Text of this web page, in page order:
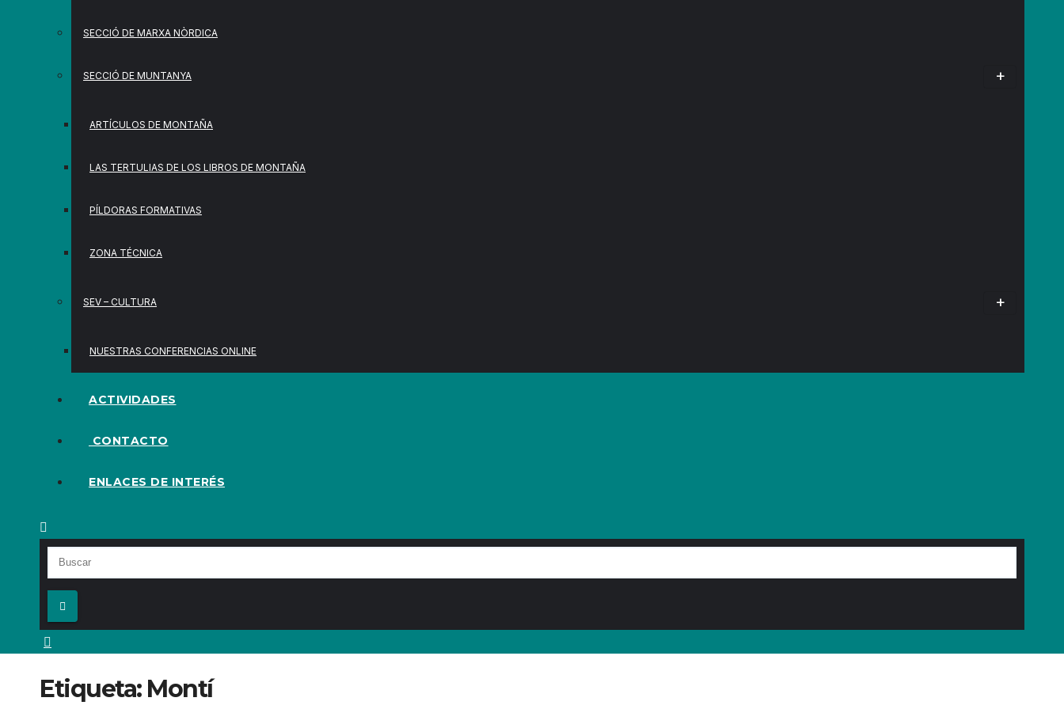
SECCIÓ DE MARXA NÒRDICA
SECCIÓ DE MUNTANYA
ARTÍCULOS DE MONTAÑA
LAS TERTULIAS DE LOS LIBROS DE MONTAÑA
PÍLDORAS FORMATIVAS
ZONA TÉCNICA
SEV – CULTURA
NUESTRAS CONFERENCIAS ONLINE
ACTIVIDADES
CONTACTO
ENLACES DE INTERÉS
Etiqueta: Montí